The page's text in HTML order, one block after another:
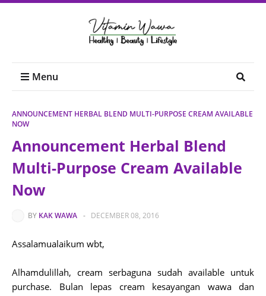
Menu
ANNOUNCEMENT HERBAL BLEND MULTI-PURPOSE CREAM AVAILABLE
NOW
Announcement Herbal Blend
Multi-Purpose Cream Available
Now
BY KAK WAWA - DECEMBER 08, 2016
Assalamualaikum wbt,
Alhamdulillah, cream serbaguna sudah available untuk
purchase. Bulan lepas cream kesayangan wawa dan